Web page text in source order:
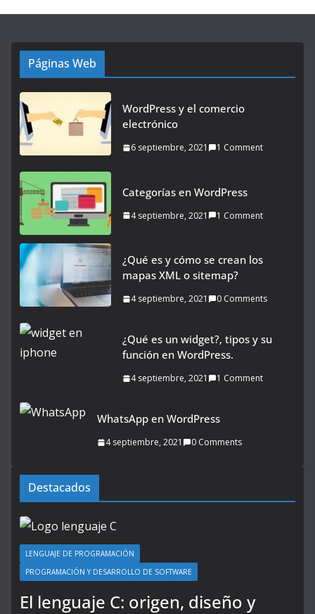
Páginas Web
WordPress y el comercio
electrónico
6 septiembre, 2021 1 Comment
Categorías en WordPress
4 septiembre, 2021 1 Comment
¿Qué es y cómo se crean los
mapas XML o sitemap?
4 septiembre, 2021 0 Comments
¿Qué es un widget?, tipos y su
función en WordPress.
4 septiembre, 2021 1 Comment
WhatsApp en WordPress
4 septiembre, 2021 0 Comments
Destacados
LENGUAJE DE PROGRAMACIÓN
PROGRAMACIÓN Y DESARROLLO DE SOFTWARE
El lenguaje C: origen, diseño y